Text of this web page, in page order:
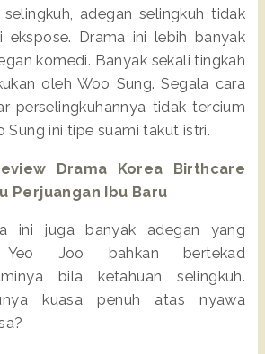
adegan selingkuh tidak
ekspose. Drama ini lebih banyak
komedi. Banyak sekali tingkah
oleh Woo Sung. Segala cara
perselingkuhannya tidak tercium
Sung ini tipe suami takut istri.
Drama Korea Birthcare
Perjuangan Ibu Baru
ini juga banyak adegan yang
Yeo Joo bahkan bertekad
bila ketahuan selingkuh.
kuasa penuh atas nyawa